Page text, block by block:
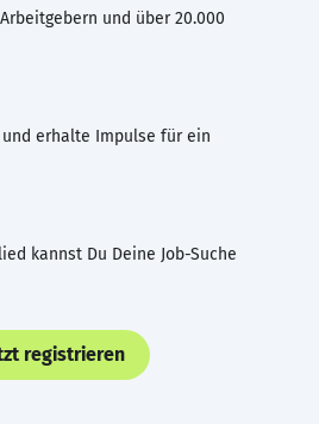
und über 20.000
erhalte Impulse für ein
kannst Du Deine Job-Suche
registrieren